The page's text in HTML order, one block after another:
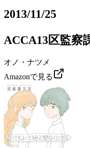
2013/11/25
ACCA13区監察
オノ・ナツメ
Amazonで見る